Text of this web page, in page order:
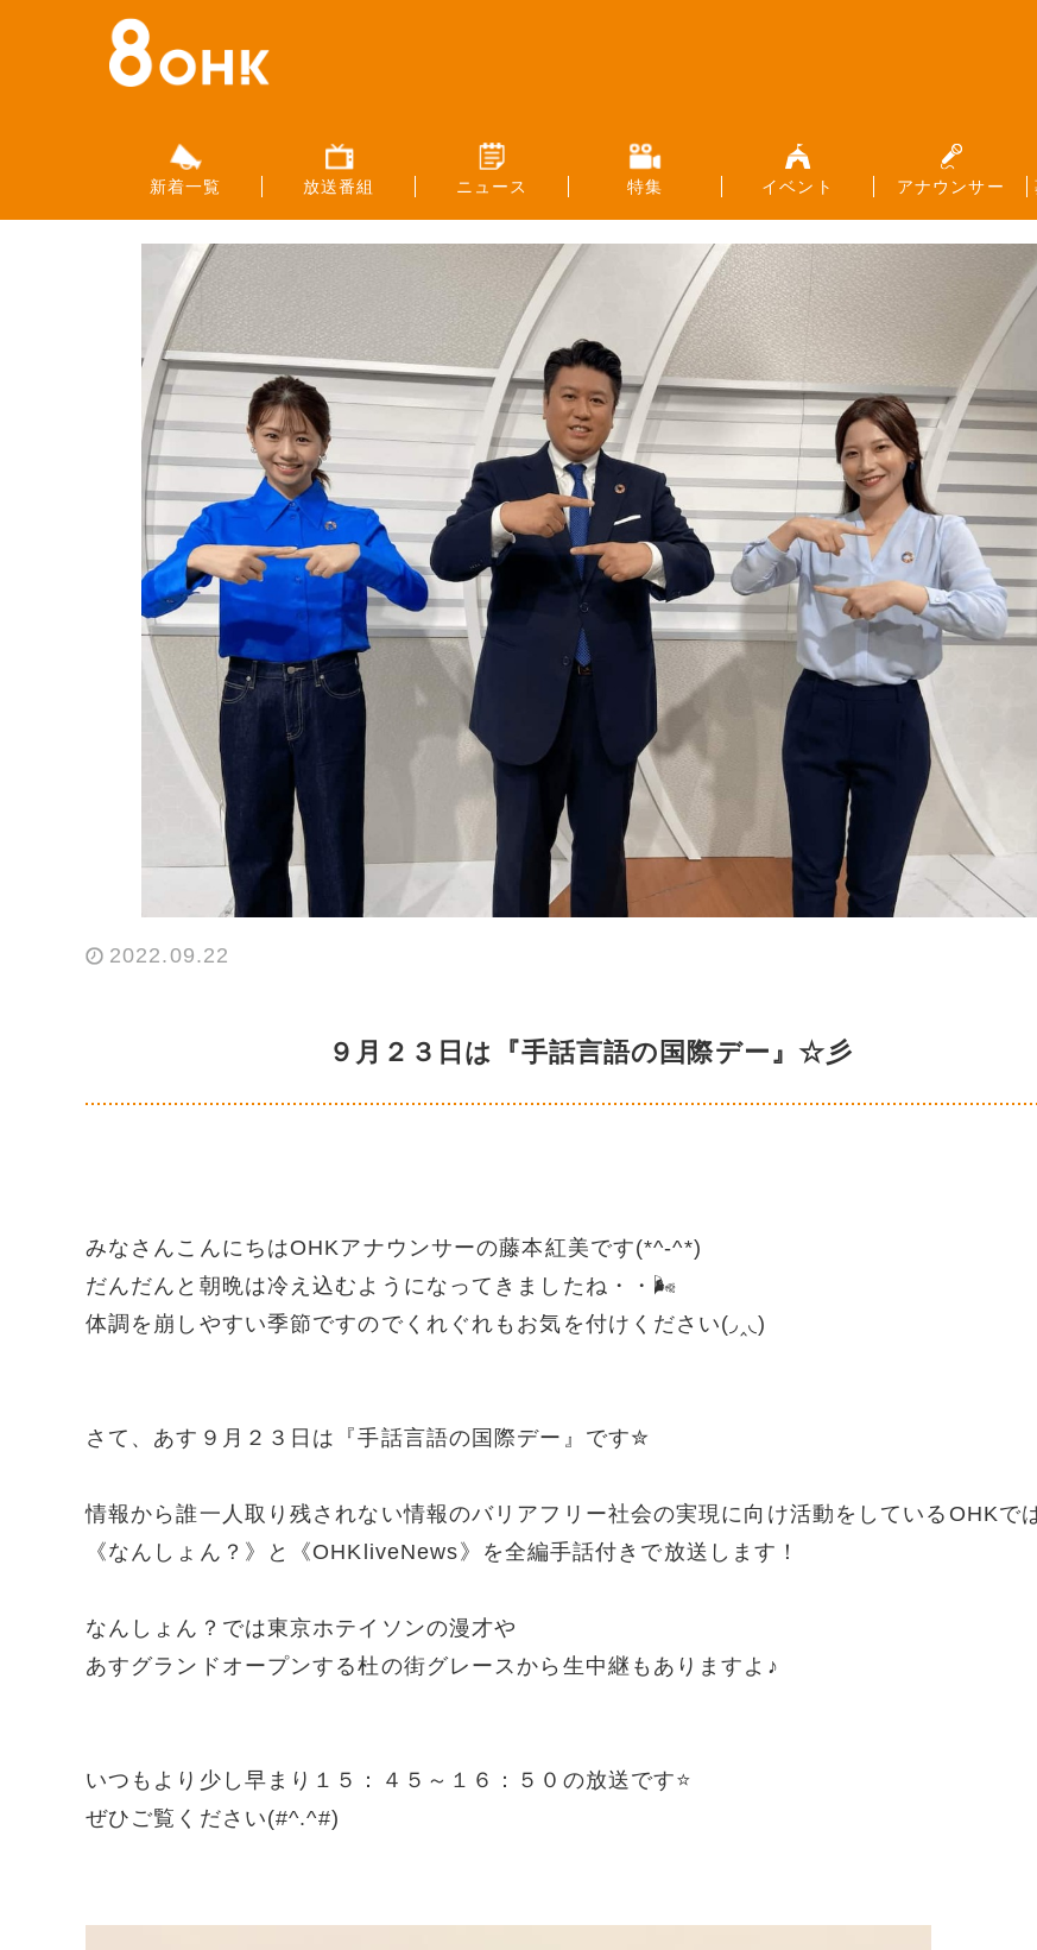
新着一覧 放送番組 ニュース 特集 イベント アナウンサー
2022.09.22
９月２３日は『手話言語の国際デー』☆彡
みなさんこんにちはOHKアナウンサーの藤本紅美です(*^-^*)
だんだんと朝晩は冷え込むようになってきましたね・・🌬
体調を崩しやすい季節ですのでくれぐれもお気を付けください(◞‸◟)
さて、あす９月２３日は『手話言語の国際デー』です✮
情報から誰一人取り残されない情報のバリアフリー社会の実現に向け活動をしているOHKで
《なんしょん？》と《OHKliveNews》を全編手話付きで放送します！
なんしょん？では東京ホテイソンの漫才や
あすグランドオープンする杜の街グレースから生中継もありますよ♪
いつもより少し早まり１５：４５～１６：５０の放送です⭐
ぜひご覧ください(#^.^#)